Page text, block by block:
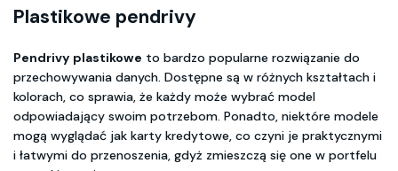
Plastikowe pendrivy
Pendrivy plastikowe to bardzo popularne rozwiązanie do
przechowywania danych. Dostępne są w różnych kształtach i
kolorach, co sprawia, że każdy może wybrać model
odpowiadający swoim potrzebom. Ponadto, niektóre modele
mogą wyglądać jak karty kredytowe, co czyni je praktycznymi
i łatwymi do przenoszenia, gdyż zmieszczą się one w portfelu